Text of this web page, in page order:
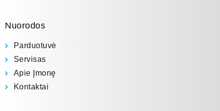
Nuorodos
Parduotuvė
Servisas
Apie Įmonę
Kontaktai